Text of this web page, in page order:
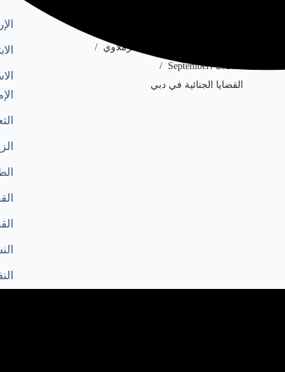
الدكتور المحامي محمد الرملاوي
القضايا الجنائية في دبي